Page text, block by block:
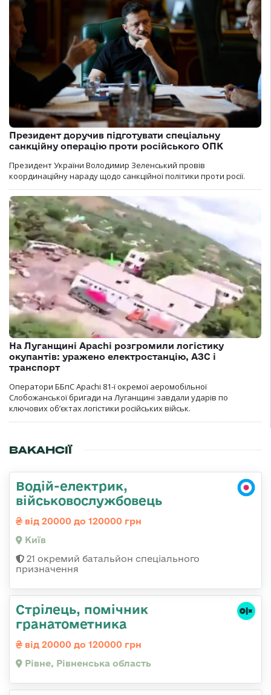
Президент доручив підготувати спеціальну
санкційну операцію проти російського ОПК
Президент України Володимир Зеленський провів
координаційну нараду щодо санкційної політики проти росії.
На Луганщині Apachi розгромили логістику
окупантів: уражено електростанцію, АЗС і
транспорт
Оператори ББпС Apachi 81-ї окремої аеромобільної
Слобожанської бригади на Луганщині завдали ударів по
ключових об’єктах логістики російських військ.
ВАКАНСІЇ
Водій-електрик,
військовослужбовець
від 20000 до 120000 грн
Київ
21 окремий батальйон спеціального
призначення
Стрілець, помічник
гранатометника
від 20000 до 120000 грн
Рівне, Рівненська область